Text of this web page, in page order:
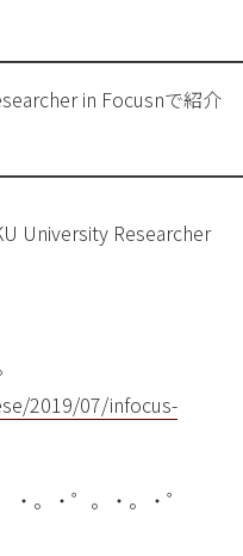
in Focusnで紹介
University Researcher
2019/07/infocus-
・゜。・。・゜